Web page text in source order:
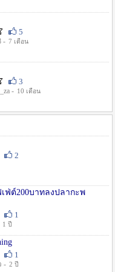
5
- 7 เดือน
3
- 10 เดือน
2
เฟ่ต์200บาทลงปลากะพ
1
1 ปี
1
- 2 ปี